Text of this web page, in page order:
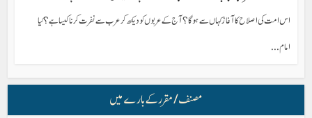
اس امت کی اصلاح کا آغاز کہاں سے ہوگا؟ آج کے عربوں کو دیکھ کر عرب سے نفرت کرنا کیسا ہے؟ کیا
امام...
مصنف/ مقرر کے بارے میں